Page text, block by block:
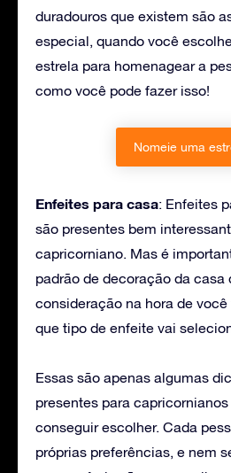
duradouros que existem são
especial, quando você
estrela para homenagear a
como você pode fazer isso!
Nomeie uma
Enfeites para casa: Enfeites
são presentes bem
capricorniano. Mas é
padrão de decoração da casa
consideração na hora de
que tipo de enfeite vai
Essas são apenas algumas
presentes para
conseguir escolher. Cada
próprias preferências, e nem